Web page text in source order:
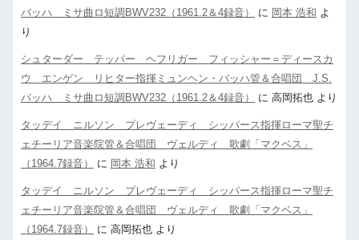
バッハ ミサ曲ロ短調BWV232（1961.2＆4録音）
に 岡本 浩和 よ
り
シュターダー テッパー ヘフリガー フィッシャー＝ディースカ
ウ エンゲン リヒター指揮ミュンヘン・バッハ管＆合唱団 J.S.
バッハ ミサ曲ロ短調BWV232（1961.2＆4録音）
に 高岡拓也 より
タッデイ ニルソン プレヴェーディ シッパース指揮ローマ聖チ
ェチーリア音楽院管＆合唱団 ヴェルディ 歌劇「マクベス」
（1964.7録音）
に 岡本 浩和 より
タッデイ ニルソン プレヴェーディ シッパース指揮ローマ聖チ
ェチーリア音楽院管＆合唱団 ヴェルディ 歌劇「マクベス」
（1964.7録音）
に 高岡拓也 より